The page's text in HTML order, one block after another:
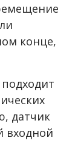
конце,
датчик
входной